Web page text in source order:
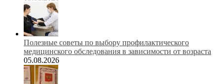
Полезные советы по выбору профилактического
медицинского обследования в зависимости от возраста
05.08.2026